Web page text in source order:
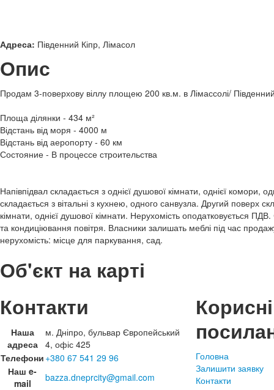
Адреса: Південний Кіпр, Лімасол
Опис
Продам 3-поверхову віллу площею 200 кв.м. в Лімассолі/
Площа ділянки - 434 м²
Відстань від моря - 4000 м
Відстань від аеропорту - 60 км
Состояние - В процессе строительства
Напівпідвал складається з однієї душової кімнати, однієї комори,
складається з вітальні з кухнею, одного санвузла. Другий поверх
кімнати, однієї душової кімнати. Нерухомість оподатковується
та кондиціювання повітря. Власники залишать меблі під час
нерухомість: місце для паркування, сад.
Об'єкт на карті
Контакти
Наша
адреса
м. Дніпро, бульвар Європейський
4, офіс 425
Телефони +380 67 541 29 96
Наш e-
mail
bazza.dneprcity@gmail.com
Корисні
Головна
Залишити заявку
Контакти